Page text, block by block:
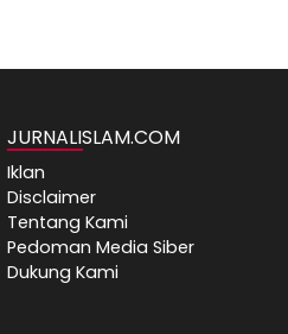
JURNALISLAM.COM
Iklan
Disclaimer
Tentang Kami
Pedoman Media Siber
Dukung Kami